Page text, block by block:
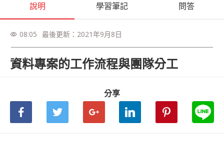
課程內容(60) 問答 學習筆記 會員(14) 課程介
說明 學習筆記 問答
visibility 08:05 最後更新： 2021年9月8日
資料專案的工作流程與團隊分工
分享